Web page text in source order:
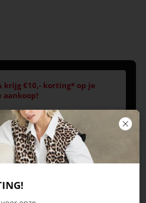
krijg €10,- korting* op je
aankoop!